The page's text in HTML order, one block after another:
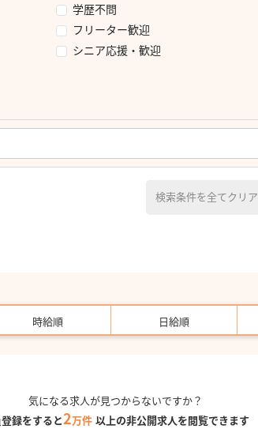
学歴不問
フリーター歓迎
シニア応援・歓迎
検索条件を全てクリア
時給順 日給順
気になる求人が見つからないですか？
録をすると2万件 以上の非公開求人を閲覧できます